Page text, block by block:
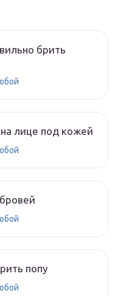
брить
лице под кожей
попу